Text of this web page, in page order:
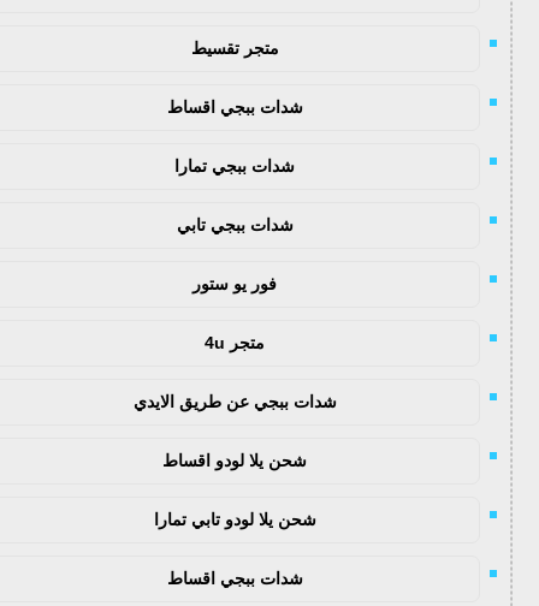
متجر تقسيط
شدات ببجي اقساط
شدات ببجي تمارا
شدات ببجي تابي
فور يو ستور
متجر 4u
شدات ببجي عن طريق الايدي
شحن يلا لودو اقساط
شحن يلا لودو تابي تمارا
شدات ببجي اقساط